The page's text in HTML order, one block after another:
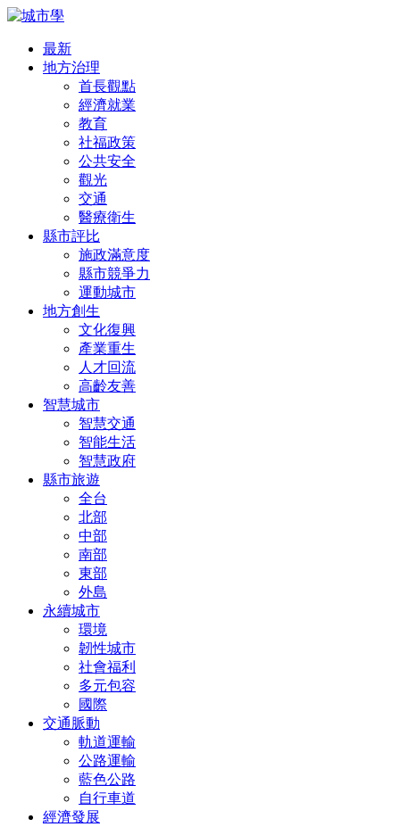
最新
地方治理
首長觀點
經濟就業
教育
社福政策
公共安全
觀光
交通
醫療衛生
縣市評比
施政滿意度
縣市競爭力
運動城市
地方創生
文化復興
產業重生
人才回流
高齡友善
智慧城市
智慧交通
智能生活
智慧政府
縣市旅遊
全台
北部
中部
南部
東部
外島
永續城市
環境
韌性城市
社會福利
多元包容
國際
交通脈動
軌道運輸
公路運輸
藍色公路
自行車道
經濟發展